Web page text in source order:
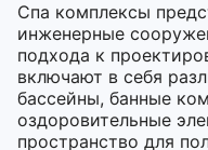
Спа комплексы
инженерные
подхода к
включают в себя
бассейны, банные
оздоровительные
пространство для